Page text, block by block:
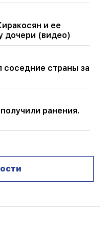
и ее
дочери (видео)
соседние страны за
ранения.
пожар.